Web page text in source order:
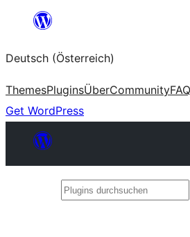
springen
Deutsch (Österreich)
ThemesPluginsÜberCommunityFAQ
Get WordPress
Plugins